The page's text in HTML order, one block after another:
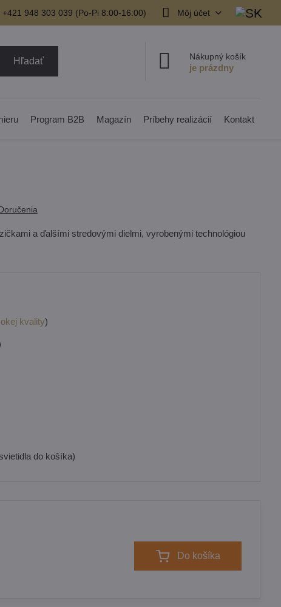
+421 948 303 039 (Po-Pi 8:00-16:00) Môj účet
Hľadať Nákupný košík
Program B2B Magazín Príbehy realizácií Kontakt
a ďalšími stredovými dielmi, vyrobenými technológiou
kvality)
do košíka)
Do košíka